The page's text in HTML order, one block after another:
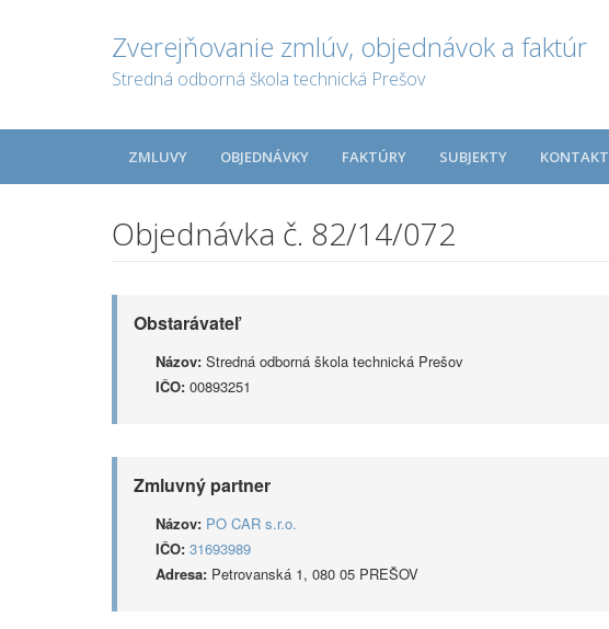
Zverejňovanie zmlúv, objednávok a faktúr
Stredná odborná škola technická Prešov
ZMLUVY OBJEDNÁVKY FAKTÚRY SUBJEKTY KONTAKT
Objednávka č. 82/14/072
Obstarávateľ
Názov: Stredná odborná škola technická Prešov
IČO: 00893251
Zmluvný partner
Názov: PO CAR s.r.o.
IČO: 31693989
Adresa: Petrovanská 1, 080 05 PREŠOV